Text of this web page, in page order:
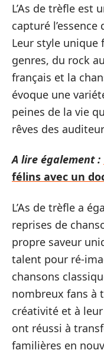
L’As de trèfle est
capturé
Leur style unique
genres, du rock
français et la
évoque une
peines de la vie
rêves des
A lire également :
félins avec un
L’As de trèfle a
reprises de
propre saveur
talent pour ré-
chansons
nombreux fans à
créativité et à
ont réussi à
familières en